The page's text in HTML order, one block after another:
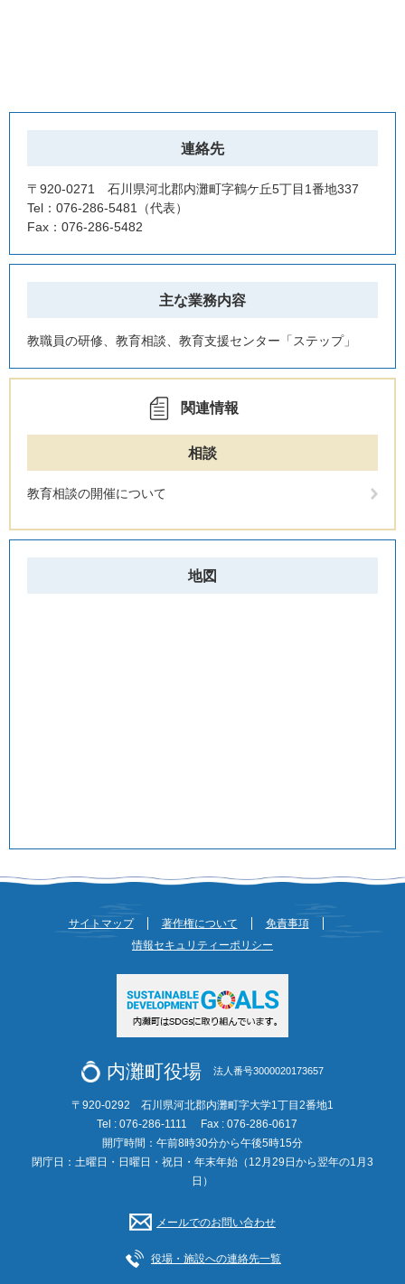
連絡先
〒920-0271 石川県河北郡内灘町字鶴ケ丘5丁目1番地337
Tel：076-286-5481
代表
Fax：076-286-5482
主な業務内容
教職員の研修、教育相談、教育支援センター「ステップ」
関連情報
相談
教育相談の開催について
地図
サイトマップ 著作権について
免責事項
情報セキュリティーポリシー
内灘町役場 法人番号3000020173657
〒920-0292 石川県河北郡内灘町字大学1丁目2番地1
Tel : 076-286-1111
Fax : 076-286-0617
開庁時間：午前8時30分から午後5時15分
閉庁日：土曜日・日曜日・祝日・年末年始（12月29日から翌年の1月3
日）
メールでのお問い合わせ
役場・施設への連絡先一覧